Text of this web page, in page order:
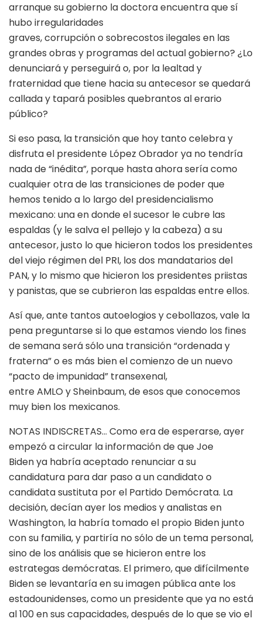
arranque su gobierno la doctora encuentra que sí
hubo irregularidades
graves, corrupción o sobrecostos ilegales en las
grandes obras y programas del actual gobierno? ¿Lo
denunciará y perseguirá o, por la lealtad y
fraternidad que tiene hacia su antecesor se quedará
callada y tapará posibles quebrantos al erario
público?
Si eso pasa, la transición que hoy tanto celebra y
disfruta el presidente López Obrador ya no tendría
nada de “inédita”, porque hasta ahora sería como
cualquier otra de las transiciones de poder que
hemos tenido a lo largo del presidencialismo
mexicano: una en donde el sucesor le cubre las
espaldas (y le salva el pellejo y la cabeza) a su
antecesor, justo lo que hicieron todos los presidentes
del viejo régimen del PRI, los dos mandatarios del
PAN, y lo mismo que hicieron los presidentes priistas
y panistas, que se cubrieron las espaldas entre ellos.
Así que, ante tantos autoelogios y cebollazos, vale la
pena preguntarse si lo que estamos viendo los fines
de semana será sólo una transición “ordenada y
fraterna” o es más bien el comienzo de un nuevo
“pacto de impunidad” transexenal,
entre AMLO y Sheinbaum, de esos que conocemos
muy bien los mexicanos.
NOTAS INDISCRETAS… Como era de esperarse, ayer
empezó a circular la información de que Joe
Biden ya habría aceptado renunciar a su
candidatura para dar paso a un candidato o
candidata sustituta por el Partido Demócrata. La
decisión, decían ayer los medios y analistas en
Washington, la habría tomado el propio Biden junto
con su familia, y partiría no sólo de un tema personal,
sino de los análisis que se hicieron entre los
estrategas demócratas. El primero, que difícilmente
Biden se levantaría en su imagen pública ante los
estadounidenses, como un presidente que ya no está
al 100 en sus capacidades, después de lo que se vio el